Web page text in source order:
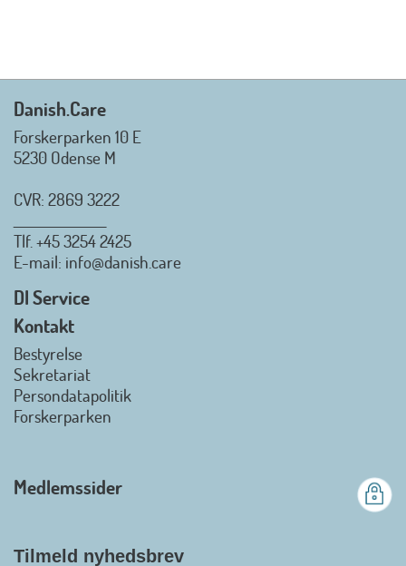
Danish.Care
Forskerparken 10 E
5230 Odense M
CVR: 2869 3222
Tlf.+45 3254 2425
E-mail: info@danish.care
DI Service
Kontakt
Bestyrelse
Sekretariat
Persondatapolitik
Forskerparken
Medlemssider
Tilmeld nyhedsbrev